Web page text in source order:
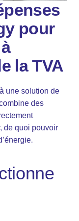
pour
la TVA
une solution de
des
de quoi pouvoir